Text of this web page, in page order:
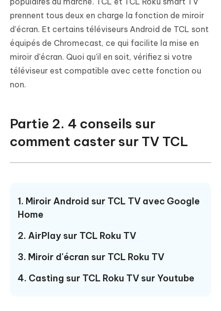
prennent tous deux en charge la fonction de miroir
d'écran. Et certains téléviseurs Android de TCL sont
équipés de Chromecast, ce qui facilite la mise en
miroir d'écran. Quoi qu'il en soit, vérifiez si votre
téléviseur est compatible avec cette fonction ou
non.
Partie 2. 4 conseils sur
comment caster sur TV TCL
1. Miroir Android sur TCL TV avec Google
Home
2. AirPlay sur TCL Roku TV
3. Miroir d'écran sur TCL Roku TV
4. Casting sur TCL Roku TV sur Youtube